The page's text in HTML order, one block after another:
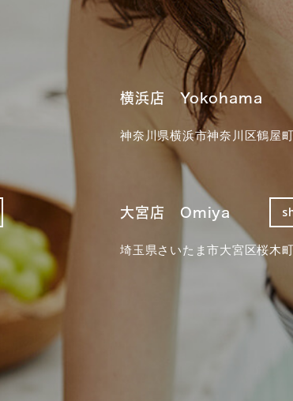
横浜店 Yokohama
神奈川県横浜市神奈川区鶴屋
大宮店 Omiya
埼玉県さいたま市大宮区桜木